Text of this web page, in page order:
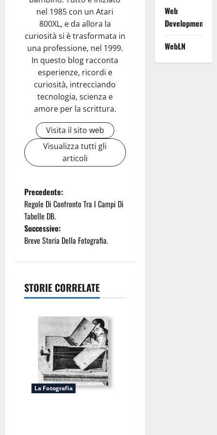
nel 1985 con un Atari
800XL, e da allora la
curiosità si è trasformata in
una professione, nel 1999.
In questo blog racconta
esperienze, ricordi e
curiosità, intrecciando
tecnologia, scienza e
amore per la scrittura.
Visita il sito web
Visualizza tutti gli
articoli
N
a
v
a
Precedente:
Regole Di Confronto Tra I Campi Di
Tabelle DB.
Successivo:
Breve Storia Della Fotografia.
STORIE CORRELATE
La Fotografia
Web
Development
WebLN